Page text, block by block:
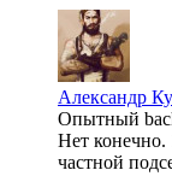
Александр
Опытный
Нет конечно.
частной